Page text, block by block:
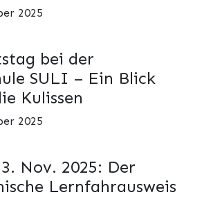
2025
bei der
SULI – Ein Blick
Kulissen
2025
Nov. 2025: Der
Lernfahrausweis